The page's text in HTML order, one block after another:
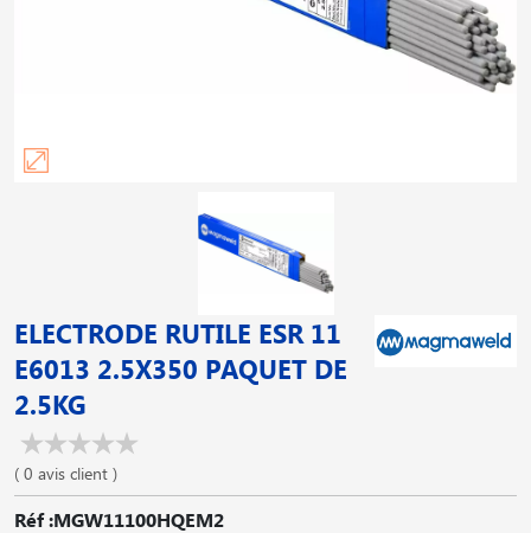
ELECTRODE RUTILE ESR 11
E6013 2.5X350 PAQUET DE
2.5KG
( 0 avis client )
Réf :MGW11100HQEM2